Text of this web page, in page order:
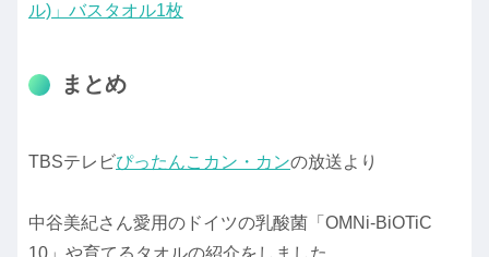
ル)」バスタオル1枚
まとめ
TBSテレビぴったんこカン・カンの放送より
中谷美紀さん愛用のドイツの乳酸菌「OMNi-BiOTiC